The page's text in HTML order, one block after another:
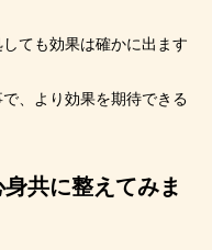
ても効果は確かに出ます
、より効果を期待できる
共に整えてみま